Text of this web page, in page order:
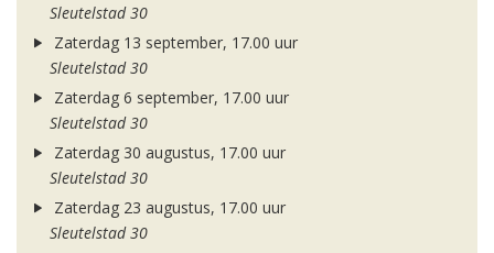
Sleutelstad 30
Zaterdag 13 september, 17.00 uur
Sleutelstad 30
Zaterdag 6 september, 17.00 uur
Sleutelstad 30
Zaterdag 30 augustus, 17.00 uur
Sleutelstad 30
Zaterdag 23 augustus, 17.00 uur
Sleutelstad 30